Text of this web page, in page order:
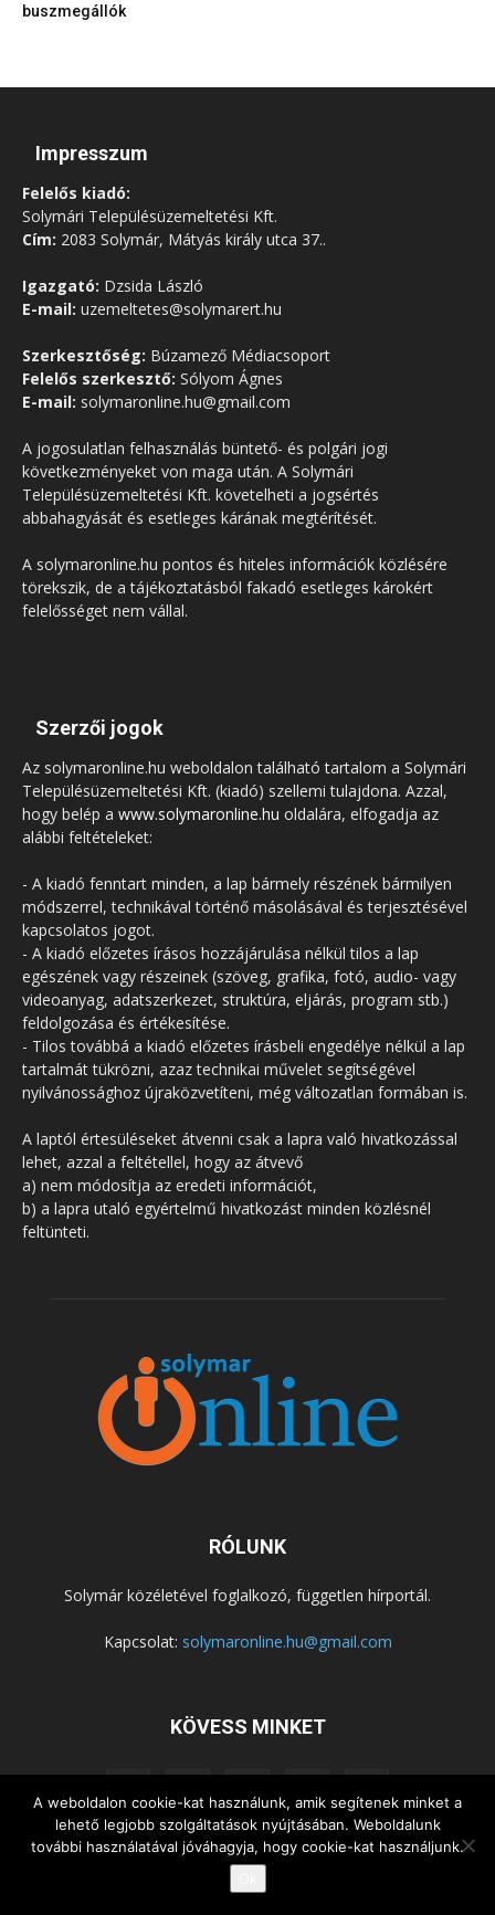
buszmegállók
Impresszum
Felelős kiadó:
Solymári Településüzemeltetési Kft.
Cím: 2083 Solymár, Mátyás király utca 37..
Igazgató: Dzsida László
E-mail: uzemeltetes@solymarert.hu
Szerkesztőség: Búzamező Médiacsoport
Felelős szerkesztő: Sólyom Ágnes
E-mail: solymaronline.hu@gmail.com
A jogosulatlan felhasználás büntető- és polgári jogi
következményeket von maga után. A Solymári
Településüzemeltetési Kft. követelheti a jogsértés
abbahagyását és esetleges kárának megtérítését.
A solymaronline.hu pontos és hiteles információk közlésére
törekszik, de a tájékoztatásból fakadó esetleges károkért
felelősséget nem vállal.
Szerzői jogok
Az solymaronline.hu weboldalon található tartalom a Solymári
Településüzemeltetési Kft. (kiadó) szellemi tulajdona. Azzal,
hogy belép a www.solymaronline.hu oldalára, elfogadja az
alábbi feltételeket:
- A kiadó fenntart minden, a lap bármely részének bármilyen
módszerrel, technikával történő másolásával és terjesztésével
kapcsolatos jogot.
- A kiadó előzetes írásos hozzájárulása nélkül tilos a lap
egészének vagy részeinek (szöveg, grafika, fotó, audio- vagy
videoanyag, adatszerkezet, struktúra, eljárás, program stb.)
feldolgozása és értékesítése.
- Tilos továbbá a kiadó előzetes írásbeli engedélye nélkül a lap
tartalmát tükrözni, azaz technikai művelet segítségével
nyilvánossághoz újraközvetíteni, még változatlan formában is.
A laptól értesüléseket átvenni csak a lapra való hivatkozással
lehet, azzal a feltétellel, hogy az átvevő
a) nem módosítja az eredeti információt,
b) a lapra utaló egyértelmű hivatkozást minden közlésnél
feltünteti.
RÓLUNK
Solymár közéletével foglalkozó, független hírportál.
Kapcsolat: solymaronline.hu@gmail.com
KÖVESS MINKET
KÖZÖSSÉGEK
NEMZETISÉG, HELYTÖRTÉNET
A weboldalon cookie-kat használunk, amik segítenek minket a
lehető legjobb szolgáltatások nyújtásában. Weboldalunk
további használatával jóváhagyja, hogy cookie-kat használjunk.